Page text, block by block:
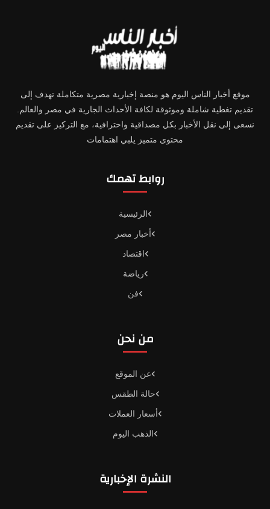
موقع أخبار الناس اليوم هو منصة إخبارية مصرية متكاملة تهدف إلى
تقديم تغطية شاملة وموثوقة لكافة الأحداث الجارية في مصر والعالم.
نسعى إلى نقل الأخبار بكل مصداقية واحترافية، مع التركيز على تقديم
محتوى متميز يلبي اهتمامات
روابط تهمك
الرئيسية
أخبار مصر
اقتصاد
رياضة
فن
من نحن
عن الموقع
حالة الطقس
أسعار العملات
الذهب اليوم
النشرة الإخبارية